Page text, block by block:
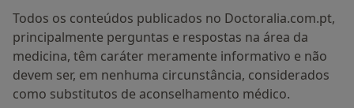
Todos os conteúdos publicados no Doctoralia.com.pt,
principalmente perguntas e respostas na área da
medicina, têm caráter meramente informativo e não
devem ser, em nenhuma circunstância, considerados
como substitutos de aconselhamento médico.